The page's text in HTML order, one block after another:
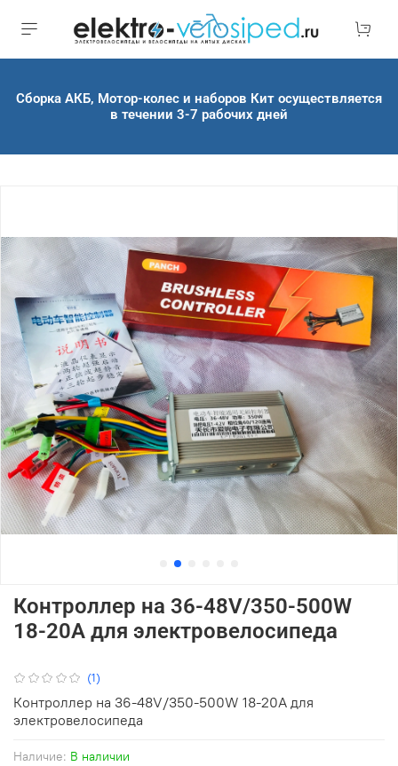
Сборка АКБ, Мотор-колес и наборов Кит осуществляется
в течении 3-7 рабочих дней
(1)
Наличие: В наличии
Контроллер на 36-48V/350-500W
18-20A для электровелосипеда
Контроллер на 36-48V/350-500W 18-20A для
электровелосипеда